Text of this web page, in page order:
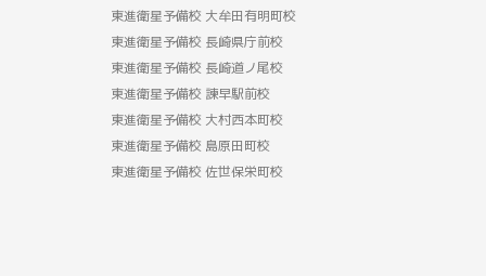
東進衛星予備校 大牟田有明町校
東進衛星予備校 長崎県庁前校
東進衛星予備校 長崎道ノ尾校
東進衛星予備校 諫早駅前校
東進衛星予備校 大村西本町校
東進衛星予備校 島原田町校
東進衛星予備校 佐世保栄町校